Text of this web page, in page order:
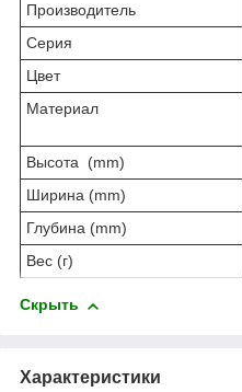
Производитель
Серия
Цвет
Материал
Высота (mm)
Ширина (mm)
Глубина (mm)
Вес (г)
Скрыть
Характеристики